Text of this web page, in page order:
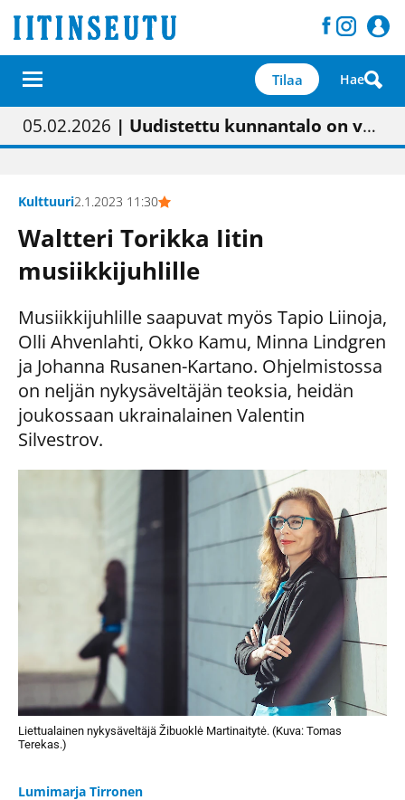
Tilaa Hae
01.02.2026 | Painon vaihtumisen pitäisi näkyä hieman parempana painojäljen laatuna lehdessä
05.02.2026 | Uudistettu kunnantalo on valoisa
23.04.2026 | “Olemme käynnistämässä uudelleen keskustavisiotyön”
09.05.2026| "Maalla on totuttu elämään omavaraisemmin kuin kaupungissa"
Kulttuuri2.1.2023 11:30
Waltteri Torikka Iitin
musiikkijuhlille
Musiikkijuhlille saapuvat myös Tapio Liinoja,
Olli Ahvenlahti, Okko Kamu, Minna Lindgren
ja Johanna Rusanen-Kartano. Ohjelmistossa
on neljän nykysäveltäjän teoksia, heidän
joukossaan ukrainalainen Valentin
Silvestrov.
Liettualainen nykysäveltäjä Žibuoklė Martinaitytė. (Kuva: Tomas
Terekas.)
Lumimarja Tirronen